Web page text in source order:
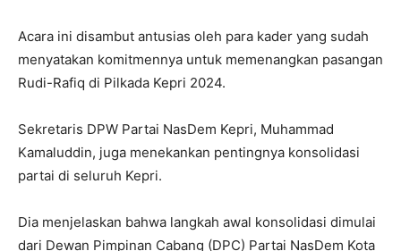
Acara ini disambut antusias oleh para kader yang sudah
menyatakan komitmennya untuk memenangkan pasangan
Rudi-Rafiq di Pilkada Kepri 2024.
Sekretaris DPW Partai NasDem Kepri, Muhammad
Kamaluddin, juga menekankan pentingnya konsolidasi
partai di seluruh Kepri.
Dia menjelaskan bahwa langkah awal konsolidasi dimulai
dari Dewan Pimpinan Cabang (DPC) Partai NasDem Kota